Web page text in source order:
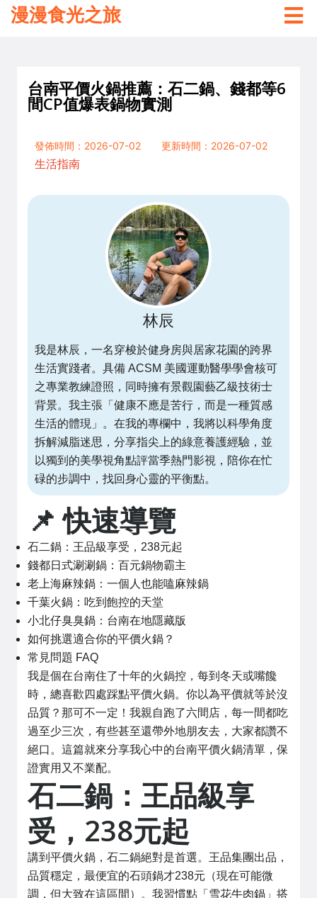
漫漫食光之旅
台南平價火鍋推薦：石二鍋、錢都等6
間CP值爆表鍋物實測
發佈時間：2026-07-02
更新時間：2026-07-02
生活指南
林辰
我是林辰，一名穿梭於健身房與居家花園的跨界
生活實踐者。具備 ACSM 美國運動醫學學會核可
之專業教練證照，同時擁有景觀園藝乙級技術士
背景。我主張「健康不應是苦行，而是一種質感
生活的體現」。在我的專欄中，我將以科學角度
拆解減脂迷思，分享指尖上的綠意養護經驗，並
以獨到的美學視角點評當季熱門影視，陪你在忙
碌的步調中，找回身心靈的平衡點。
📌 快速導覽
石二鍋：王品級享受，238元起
錢都日式涮涮鍋：百元鍋物霸主
老上海麻辣鍋：一個人也能嗑麻辣鍋
千葉火鍋：吃到飽控的天堂
小北仔臭臭鍋：台南在地隱藏版
如何挑選適合你的平價火鍋？
常見問題 FAQ
我是個在台南住了十年的火鍋控，每到冬天或嘴饞
時，總喜歡四處踩點平價火鍋。你以為平價就等於沒
品質？那可不一定！我親自跑了六間店，每一間都吃
過至少三次，有些甚至還帶外地朋友去，大家都讚不
絕口。這篇就來分享我心中的台南平價火鍋清單，保
證實用又不業配。
石二鍋：王品級享
受，238元起
講到平價火鍋，石二鍋絕對是首選。王品集團出品，
品質穩定，最便宜的石頭鍋才238元（現在可能微
調，但大致在這區間）。我習慣點「雪花牛肉鍋」搭